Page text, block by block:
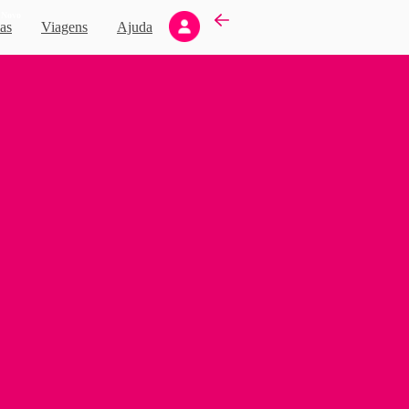
Viagens Ajuda